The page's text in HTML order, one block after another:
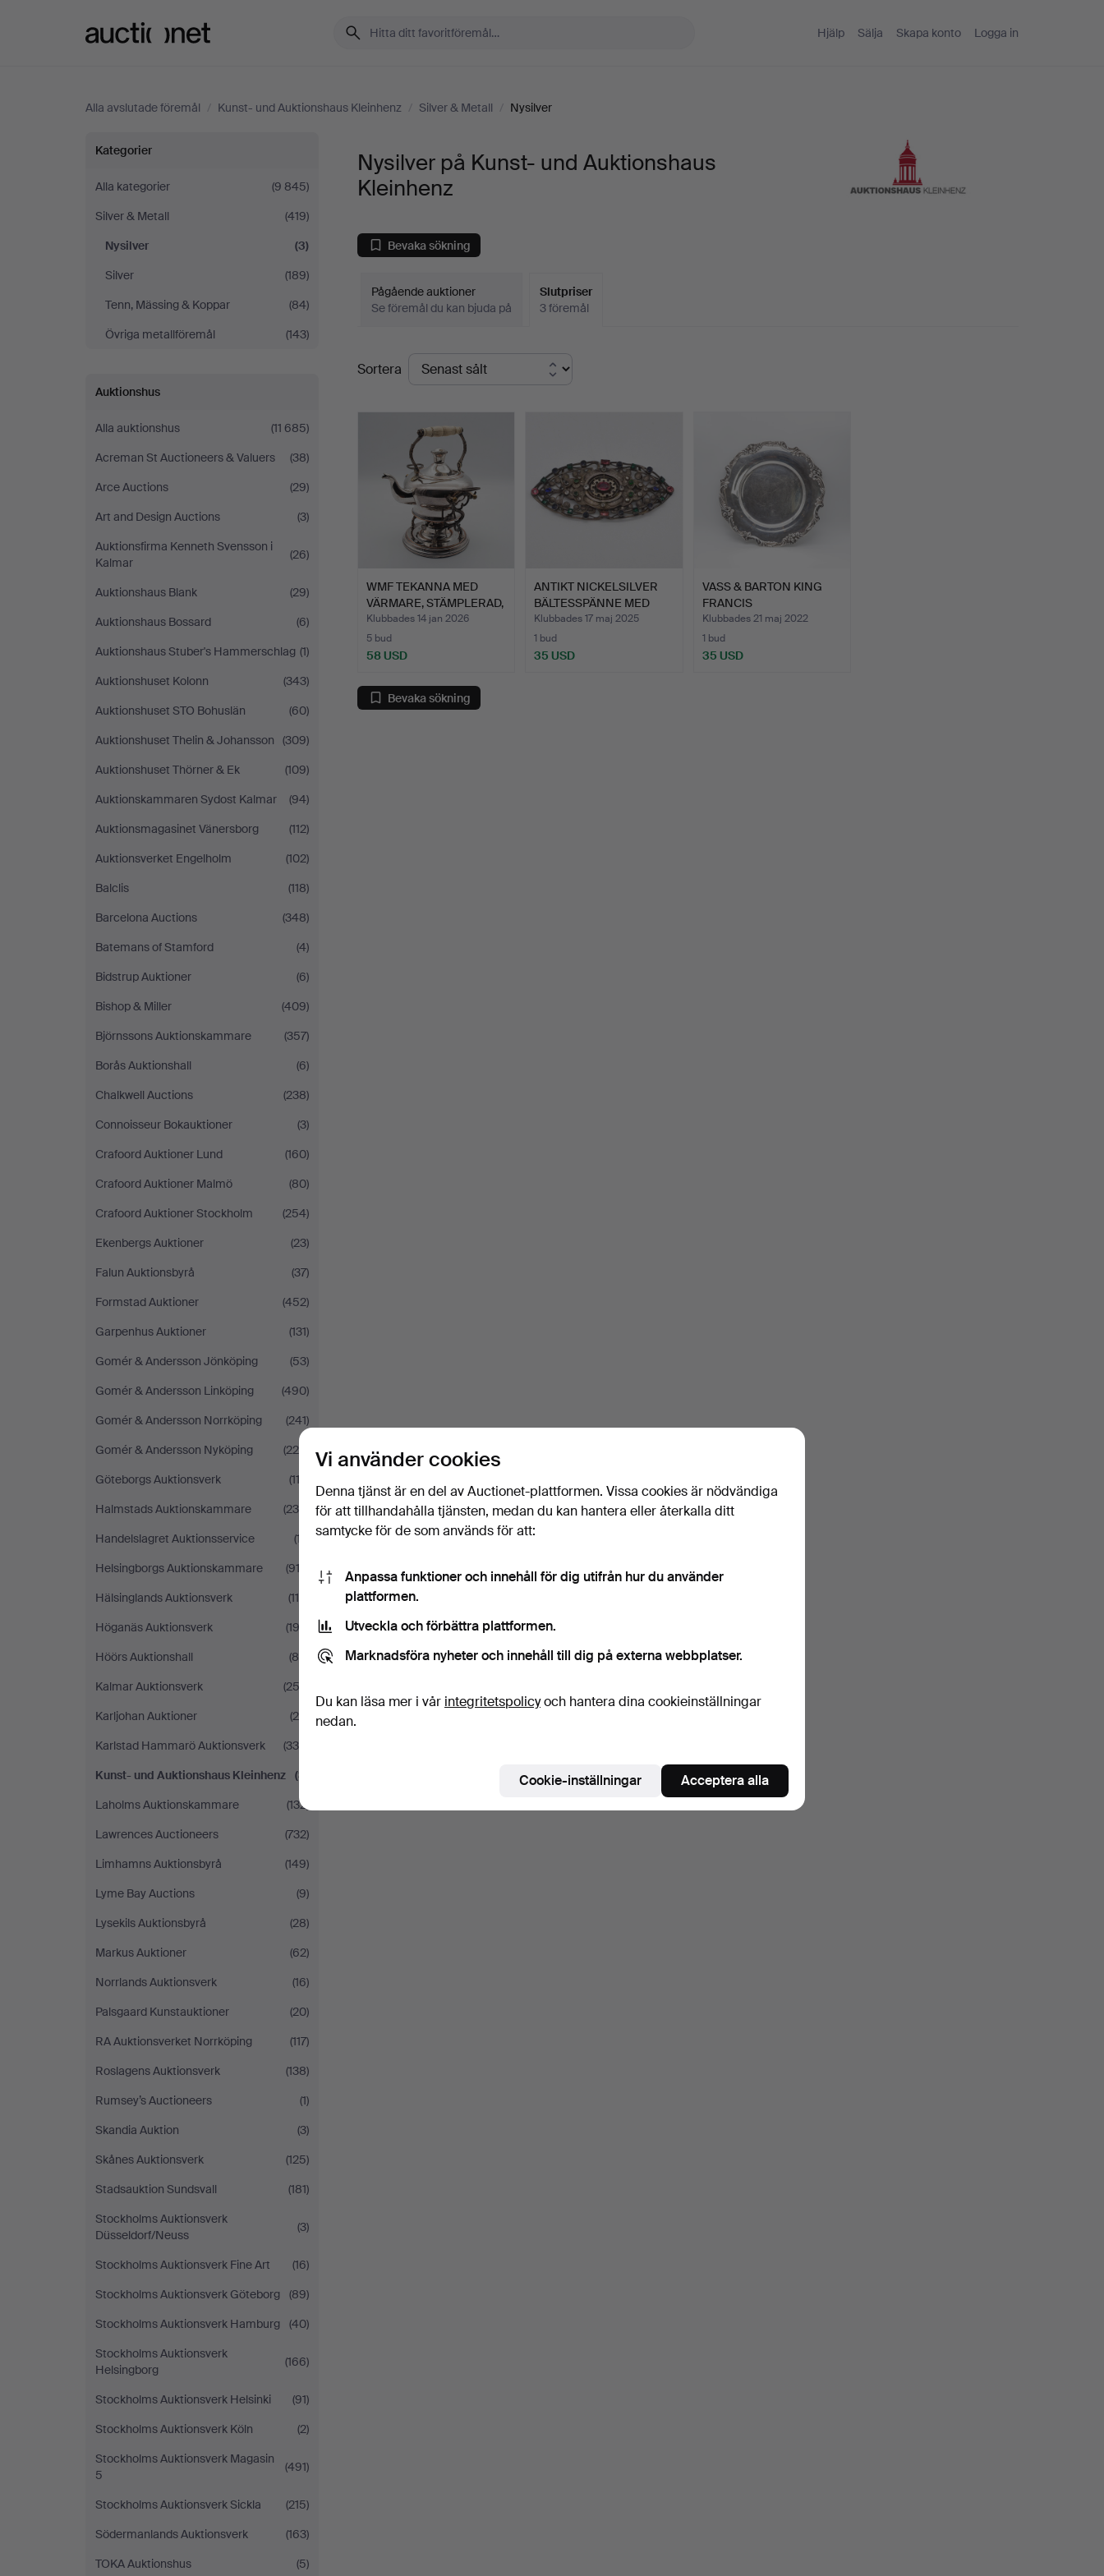
Hjälp Sälja Skapa konto Logga in
Alla avslutade föremål / Kunst- und Auktionshaus Kleinhenz / Silver & Metall / Nysilver
Nysilver
på
Kunst-
und
Auktionshaus
Kleinhenz
Kategorier
Alla kategorier
(9 845)
Silver & Metall
(419)
Nysilver
(3)
Silver
(189)
Tenn, Mässing & Koppar
(84)
Övriga metallföremål
(143)
Auktionshus
Alla auktionshus
(11 685)
Acreman St Auctioneers & Valuers
(38)
Arce Auctions
(29)
Art and Design Auctions
(3)
Auktionsfirma Kenneth Svensson i
Kalmar
(26)
Auktionshaus Blank
(29)
Auktionshaus Bossard
(6)
Auktionshaus Stuber's Hammerschlag (1)
Auktionshuset Kolonn
(343)
Auktionshuset STO Bohuslän
(60)
Auktionshuset Thelin & Johansson
(309)
Auktionshuset Thörner & Ek
(109)
Auktionskammaren Sydost Kalmar
(94)
Auktionsmagasinet Vänersborg
(112)
Auktionsverket Engelholm
(102)
Balclis
(118)
Barcelona Auctions
(348)
Batemans of Stamford
(4)
Bidstrup Auktioner
(6)
Bishop & Miller
(409)
Björnssons Auktionskammare
(357)
Borås Auktionshall
(6)
Chalkwell Auctions
(238)
Connoisseur Bokauktioner
(3)
Crafoord Auktioner Lund
(160)
Crafoord Auktioner Malmö
(80)
Crafoord Auktioner Stockholm
(254)
Ekenbergs Auktioner
(23)
Falun Auktionsbyrå
(37)
Formstad Auktioner
(452)
Garpenhus Auktioner
(131)
Gomér & Andersson Jönköping
(53)
Gomér & Andersson Linköping
(490)
Gomér & Andersson Norrköping
(241)
Gomér & Andersson Nyköping
(220)
Göteborgs Auktionsverk
(113)
Halmstads Auktionskammare
(235)
Handelslagret Auktionsservice
(17)
Helsingborgs Auktionskammare
(912)
Hälsinglands Auktionsverk
(116)
Höganäs Auktionsverk
(193)
Höörs Auktionshall
(85)
Kalmar Auktionsverk
(252)
Karljohan Auktioner
(25)
Karlstad Hammarö Auktionsverk
(330)
Kunst- und Auktionshaus Kleinhenz
(3)
Laholms Auktionskammare
(132)
Lawrences Auctioneers
(732)
Limhamns Auktionsbyrå
(149)
Lyme Bay Auctions
(9)
Lysekils Auktionsbyrå
(28)
Markus Auktioner
(62)
Norrlands Auktionsverk
(16)
Palsgaard Kunstauktioner
(20)
RA Auktionsverket Norrköping
(117)
Roslagens Auktionsverk
(138)
Rumsey’s Auctioneers
(1)
Skandia Auktion
(3)
Skånes Auktionsverk
(125)
Stadsauktion Sundsvall
(181)
Stockholms Auktionsverk
Düsseldorf/Neuss
(3)
Stockholms Auktionsverk Fine Art
(16)
Stockholms Auktionsverk Göteborg
(89)
Stockholms Auktionsverk Hamburg
(40)
Stockholms Auktionsverk
Helsingborg
(166)
Stockholms Auktionsverk Helsinki
(91)
Stockholms Auktionsverk Köln
(2)
Stockholms Auktionsverk Magasin
5
(491)
Stockholms Auktionsverk Sickla
(215)
Södermanlands Auktionsverk
(163)
TOKA Auktionshus
(5)
Nysilver på Kunst- und Auktionshaus
Kleinhenz
Bevaka sökning
Pågående auktioner
Se föremål du kan bjuda på
Slutpriser
3 föremål
Slutpriser
Sortera
WMF TEKANNA MED
VÄRMARE, STÄMPLERAD,
ANTIK…
Klubbades 14 jan 2026
5 bud
58 USD
ANTIKT NICKELSILVER
BÄLTESSPÄNNE MED
MARKA…
Klubbades 17 maj 2025
1 bud
35 USD
VASS & BARTON KING
FRANCIS
SILVERPLÄTERAD …
Klubbades 21 maj 2022
1 bud
35 USD
Bevaka sökning
Vi använder cookies
Denna tjänst är en del av Auctionet-plattformen. Vissa cookies är nödvändiga
för att tillhandahålla tjänsten, medan du kan hantera eller återkalla ditt
samtycke för de som används för att:
Anpassa funktioner och innehåll för dig utifrån hur du använder
plattformen.
Utveckla och förbättra plattformen.
Marknadsföra nyheter och innehåll till dig på externa webbplatser.
Du kan läsa mer i vår integritetspolicyoch hantera dina cookieinställningar
nedan.
Cookie-inställningar Acceptera alla